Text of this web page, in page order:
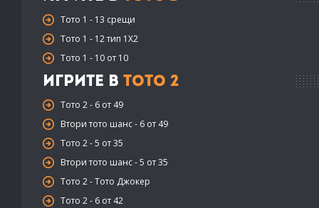
Тото 1 - 13 срещи
Тото 1 - 12 тип 1X2
Тото 1 - 10 от 10
Игрите в Тото 2
Тото 2 - 6 от 49
Втори тото шанс - 6 от 49
Тото 2 - 5 от 35
Втори тото шанс - 5 от 35
Тото 2 - Тото Джокер
Тото 2 - 6 от 42